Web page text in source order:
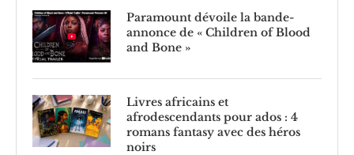
Paramount dévoile la bande-
annonce de « Children of Blood
and Bone »
Livres africains et
afrodescendants pour ados : 4
romans fantasy avec des héros
noirs